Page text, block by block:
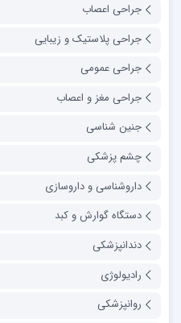
جراحی اعصاب
جراحی پلاستیک و زیبایی
جراحی عمومی
جراحی مغز و اعصاب
جنین شناسی
چشم پزشکی
داروشناسی و داروسازی
دستگاه گوارش و کبد
دندانپزشکی
رادیولوژی
روانپزشکی